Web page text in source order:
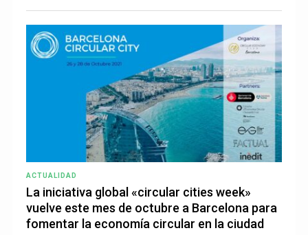
ACTUALIDAD
La iniciativa global «circular cities week»
vuelve este mes de octubre a Barcelona para
fomentar la economía circular en la ciudad